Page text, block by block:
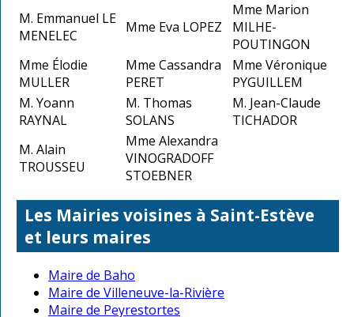
M. Emmanuel LE
MENELEC
Mme Eva LOPEZ
Mme Marion
MILHE-
POUTINGON
Mme Élodie
MULLER
Mme Cassandra
PERET
Mme Véronique
PYGUILLEM
M. Yoann
RAYNAL
M. Thomas
SOLANS
M. Jean-Claude
TICHADOR
M. Alain
TROUSSEU
Mme Alexandra
VINOGRADOFF
STOEBNER
Les Mairies voisines à Saint-Estève
et leurs maires
Maire de Baho
Maire de Villeneuve-la-Rivière
Maire de Peyrestortes